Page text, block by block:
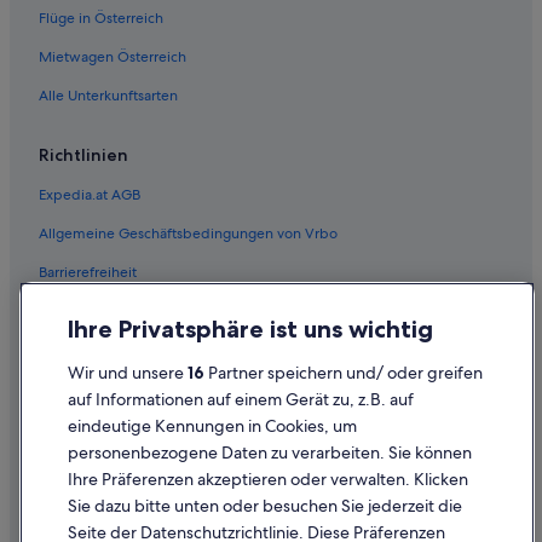
Hotels mit Parkplatz in Santa Clara
La Quinta Inn & Suites Hotels in Santa Clara
Santa Clara Hotels
Flüge in Österreich
Mietwagen Österreich
Alle Unterkunftsarten
Richtlinien
Expedia.at AGB
Allgemeine Geschäftsbedingungen von Vrbo
Barrierefreiheit
Rechtliche Hinweise/Kontakt
Inhaltsrichtlinien und Melden von Inhalten
Hilfe
Ihre Privatsphäre ist uns wichtig
Wir und unsere16 Partner speichern und/ oder greifen
auf Informationen auf einem Gerät zu, z.B. auf
eindeutige Kennungen in Cookies, um
personenbezogene Daten zu verarbeiten. Sie können
Ihre Präferenzen akzeptieren oder verwalten. Klicken
Sie dazu bitte unten oder besuchen Sie jederzeit die
Seite der Datenschutzrichtlinie. Diese Präferenzen